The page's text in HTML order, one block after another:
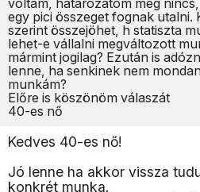
voltam, határozatom még
egy pici összeget fognak utalni.
szerint összejöhet, h statiszta
lehet-e vállalni megváltozott
mármint jogilag? Ezután is
lenne, ha senkinek nem
munkám?
Előre is köszönöm válaszát
40-es nő
Kedves 40-es nő!
Jó lenne ha akkor vissza
konkrét munka.